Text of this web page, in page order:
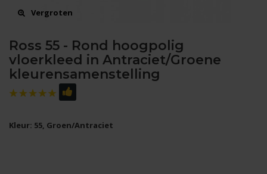
Vergroten
Ross 55 - Rond hoogpolig
vloerkleed in Antraciet/Groene
kleurensamenstelling
Kleur: 55, Groen/Antraciet